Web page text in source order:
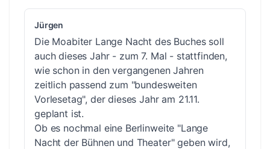
Jürgen
Die Moabiter Lange Nacht des Buches soll
auch dieses Jahr - zum 7. Mal - stattfinden,
wie schon in den vergangenen Jahren
zeitlich passend zum "bundesweiten
Vorlesetag", der dieses Jahr am 21.11.
geplant ist.
Ob es nochmal eine Berlinweite "Lange
Nacht der Bühnen und Theater" geben wird,